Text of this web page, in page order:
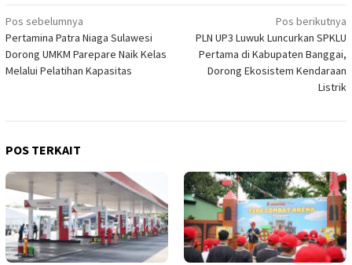
Navigasi
pos
Pos sebelumnya
Pertamina Patra Niaga Sulawesi
Dorong UMKM Parepare Naik Kelas
Melalui Pelatihan Kapasitas
Pos berikutnya
PLN UP3 Luwuk Luncurkan SPKLU
Pertama di Kabupaten Banggai,
Dorong Ekosistem Kendaraan
Listrik
POS TERKAIT